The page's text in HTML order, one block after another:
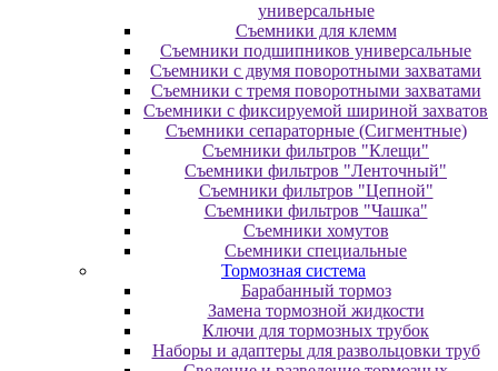
универсальные
Съемники для клемм
Съемники подшипников универсальные
Съемники с двумя поворотными захватами
Съемники с тремя поворотными захватами
Съемники с фиксируемой шириной захватов
Съемники сепараторные (Сигментные)
Съемники фильтров "Клещи"
Съемники фильтров "Ленточный"
Съемники фильтров "Цепной"
Съемники фильтров "Чашка"
Съемники хомутов
Сьемники специальные
Тормозная система
Барабанный тормоз
Замена тормозной жидкости
Ключи для тормозных трубок
Наборы и адаптеры для развольцовки труб